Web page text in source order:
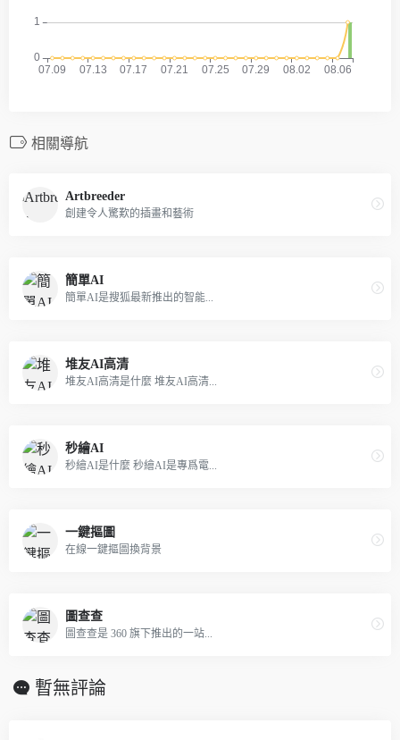
相關導航
Artbreeder
創建令人驚歎的插畫和藝術
簡單AI
簡單AI是搜狐最新推出的智能...
堆友AI高清
堆友AI高清是什麼 堆友AI高清...
秒繪AI
秒繪AI是什麼 秒繪AI是專爲電...
一鍵摳圖
在線一鍵摳圖換背景
圖查查
圖查查是 360 旗下推出的一站...
暫無評論